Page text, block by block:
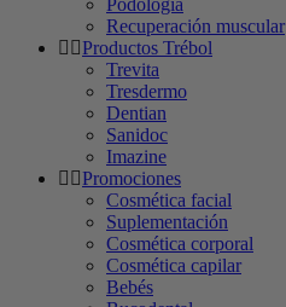
Podología
Recuperación muscular
Productos Trébol
Trevita
Tresdermo
Dentian
Sanidoc
Imazine
Promociones
Cosmética facial
Suplementación
Cosmética corporal
Cosmética capilar
Bebés